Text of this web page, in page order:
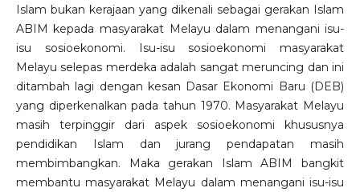
Islam bukan kerajaan yang dikenali sebagai gerakan Islam
ABIM kepada masyarakat Melayu dalam menangani isu-
isu sosioekonomi. Isu-isu sosioekonomi masyarakat
Melayu selepas merdeka adalah sangat meruncing dan ini
ditambah lagi dengan kesan Dasar Ekonomi Baru (DEB)
yang diperkenalkan pada tahun 1970. Masyarakat Melayu
masih terpinggir dari aspek sosioekonomi khususnya
pendidikan Islam dan jurang pendapatan masih
membimbangkan. Maka gerakan Islam ABIM bangkit
membantu masyarakat Melayu dalam menangani isu-isu